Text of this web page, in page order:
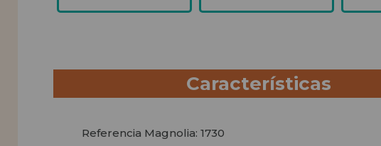
Características
Referencia Magnolia: 1730